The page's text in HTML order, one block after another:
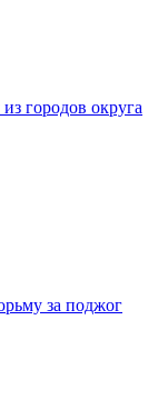
городов округа
за поджог